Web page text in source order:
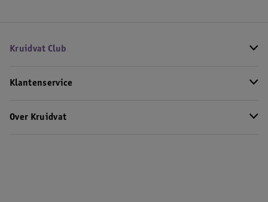
Kruidvat Club
Klantenservice
Over Kruidvat